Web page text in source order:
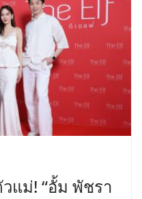
แม่! “อั้ม พัชรา